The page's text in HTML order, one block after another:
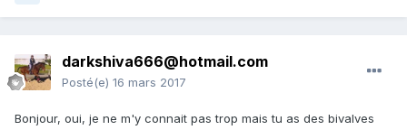
darkshiva666@hotmail.com
Posté(e) 16 mars 2017
Bonjour, oui, je ne m'y connait pas trop mais tu as des bivalves